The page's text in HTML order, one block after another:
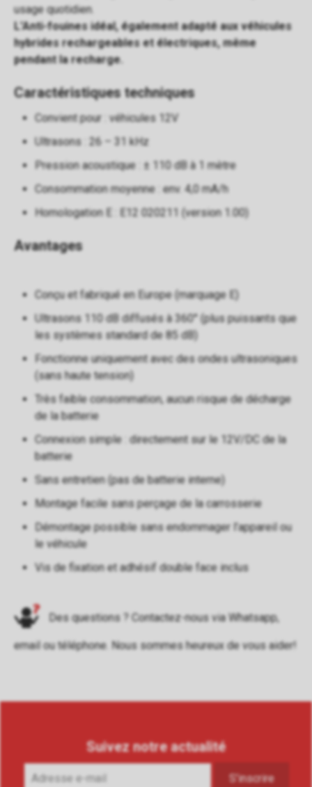
usage quotidien.
L'Anti-fouines idéal, également adapté aux véhicules
hybrides rechargeables et électriques, même
pendant la recharge.
Caractéristiques techniques
Convient pour : véhicules 12V
Ultrasons : 26 – 31 kHz
Pression acoustique : ± 110 dB à 1 mètre
Consommation moyenne : env. 4,0 mA/h
Homologation E : E12 020211 (version 1.00)
Avantages
Conçu et fabriqué en Europe (marquage E)
Ultrasons 110 dB diffusés à 360° (plus puissants que
les systèmes standard de 85 dB)
Fonctionne uniquement avec des ondes ultrasoniques
(sans haute tension)
Très faible consommation, aucun risque de décharge
de la batterie
Connexion simple : directement sur le 12V/DC de la
batterie
Sans entretien (pas de batterie interne)
Montage facile sans perçage de la carrosserie
Démontage possible sans endommager l’appareil ou
le véhicule
Vis de fixation et adhésif double face inclus
Des questions ? Contactez-nous via Whatsapp,
emailoutéléphone. Nous sommes heureux de vous aider!
Suivez notre actualité